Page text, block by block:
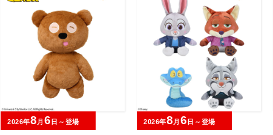
2026年8 月 6 日～登場 2026年8 月 6 日～登場